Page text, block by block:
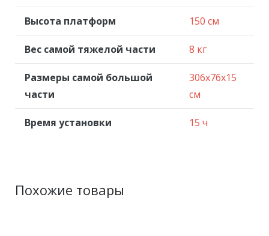
Высота платформ 150 см
Вес самой тяжелой части 8 кг
Размеры самой большой
части
306x76x15
см
Время установки 15 ч
Похожие товары